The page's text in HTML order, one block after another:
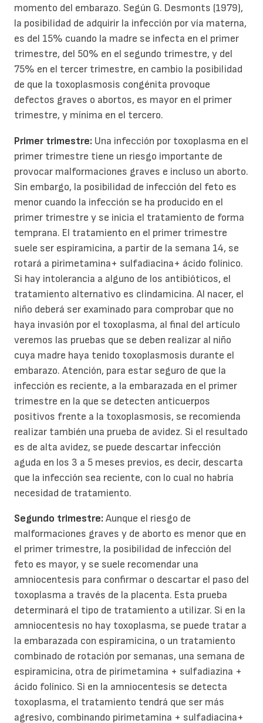
momento del embarazo. Según G. Desmonts (1979),
la posibilidad de adquirir la infección por vía materna,
es del 15% cuando la madre se infecta en el primer
trimestre, del 50% en el segundo trimestre, y del
75% en el tercer trimestre, en cambio la posibilidad
de que la toxoplasmosis congénita provoque
defectos graves o abortos, es mayor en el primer
trimestre, y mínima en el tercero.
Primer trimestre: Una infección por toxoplasma en el
primer trimestre tiene un riesgo importante de
provocar malformaciones graves e incluso un aborto.
Sin embargo, la posibilidad de infección del feto es
menor cuando la infección se ha producido en el
primer trimestre y se inicia el tratamiento de forma
temprana. El tratamiento en el primer trimestre
suele ser espiramicina, a partir de la semana 14, se
rotará a pirimetamina+ sulfadiacina+ ácido folínico.
Si hay intolerancia a alguno de los antibióticos, el
tratamiento alternativo es clindamicina. Al nacer, el
niño deberá ser examinado para comprobar que no
haya invasión por el toxoplasma, al final del artículo
veremos las pruebas que se deben realizar al niño
cuya madre haya tenido toxoplasmosis durante el
embarazo. Atención, para estar seguro de que la
infección es reciente, a la embarazada en el primer
trimestre en la que se detecten anticuerpos
positivos frente a la toxoplasmosis, se recomienda
realizar también una prueba de avidez. Si el resultado
es de alta avidez, se puede descartar infección
aguda en los 3 a 5 meses previos, es decir, descarta
que la infección sea reciente, con lo cual no habría
necesidad de tratamiento.
Segundo trimestre: Aunque el riesgo de
malformaciones graves y de aborto es menor que en
el primer trimestre, la posibilidad de infección del
feto es mayor, y se suele recomendar una
amniocentesis para confirmar o descartar el paso del
toxoplasma a través de la placenta. Esta prueba
determinará el tipo de tratamiento a utilizar. Si en la
amniocentesis no hay toxoplasma, se puede tratar a
la embarazada con espiramicina, o un tratamiento
combinado de rotación por semanas, una semana de
espiramicina, otra de pirimetamina + sulfadiazina +
ácido folínico. Si en la amniocentesis se detecta
toxoplasma, el tratamiento tendrá que ser más
agresivo, combinando pirimetamina + sulfadiacina+